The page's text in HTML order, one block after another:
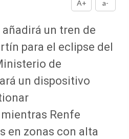
A+
a-
un tren de
para el eclipse del
de
un dispositivo
Renfe
en zonas con alta